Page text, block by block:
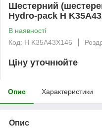
Шестерний
Hydro-pack H
В наявності
Код: H K35A43X146
Ціну уточнюйте
Опис Характеристики
Опис